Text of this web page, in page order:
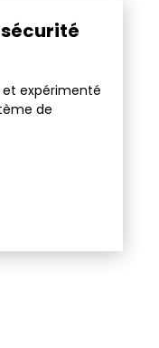
expérimenté
de